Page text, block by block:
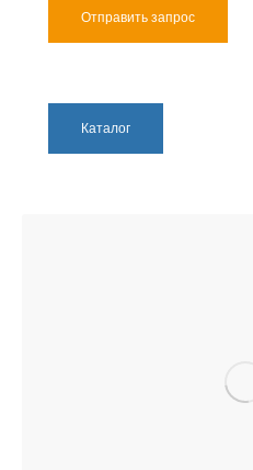
Отправить запрос
Каталог